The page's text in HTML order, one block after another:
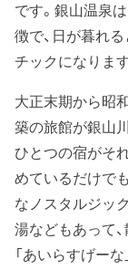
です。銀山温泉
徴で、日が暮れ
チックになります
大正末期から昭
築の旅館が銀山
ひとつの宿がそ
めているだけで
なノスタルジッ
湯などもあって
「あいらすげー